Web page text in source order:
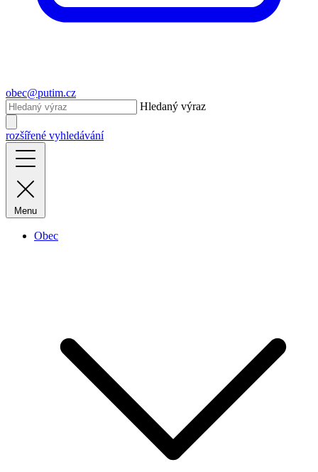
obec@putim.cz
Hledaný výraz
rozšířené vyhledávání
Menu
Obec